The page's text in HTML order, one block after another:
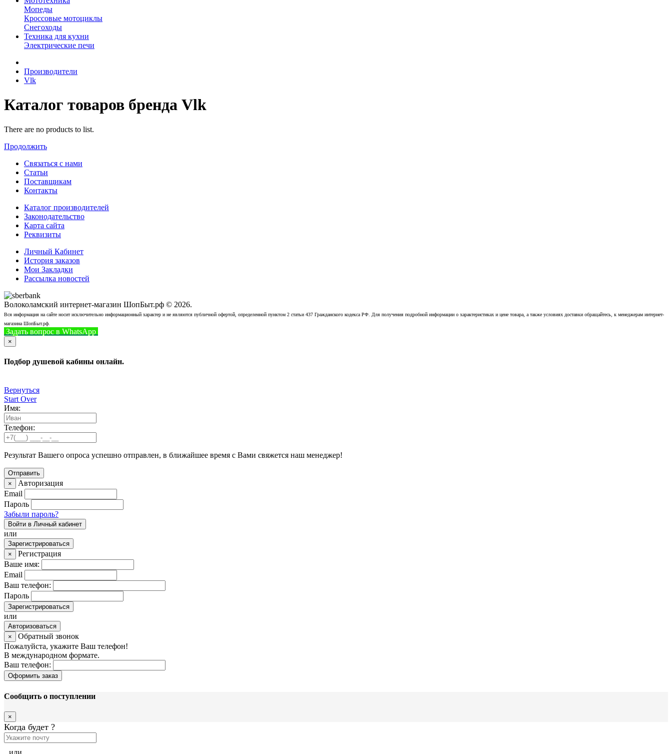
Мопеды
Кроссовые мотоциклы
Снегоходы
Техника для кухни
Электрические печи
Производители
Vlk
Каталог товаров бренда Vlk
There are no products to list.
Продолжить
Связаться с нами
Статьи
Поставщикам
Контакты
Каталог производителей
Законодательство
Карта сайта
Реквизиты
Личный Кабинет
История заказов
Мои Закладки
Рассылка новостей
Волоколамский интернет-магазин ШопБыт.рф © 2026.
Вся информация на сайте носит исключительно информационный характер и не являются публичной офертой, определенной пунктом 2 статьи 437 Гражданского кодекса РФ. Для получения подробной информации о характеристиках и цене товара, а также условиях доставки обращайтесь, к менеджерам интернет-
магазина ШопБыт.рф.
Задать вопрос в WhatsApp
×
Подбор душевой кабины онлайн.
Вернуться
Start Over
Имя:
Телефон:
Результат Вашего опроса успешно отправлен, в ближайшее время с Вами свяжется наш менеджер!
×
Авторизация
Email
Пароль
Забыли пароль?
Войти в Личный кабинет
или
Зарегистрироваться
×
Регистрация
Ваше имя:
Email
Ваш телефон:
Пароль
Зарегистрироваться
или
Авторизоваться
×
Обратный звонок
Пожалуйста, укажите Ваш телефон!
В международном формате.
Ваш телефон:
Оформить заказ
Сообщить о поступлении
×
Когда будет ?
или